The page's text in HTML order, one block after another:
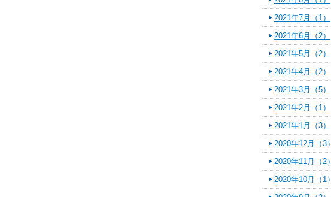
2021年7月（1）
2021年6月（2）
2021年5月（2）
2021年4月（2）
2021年3月（5）
2021年2月（1）
2021年1月（3）
2020年12月（3）
2020年11月（2）
2020年10月（1）